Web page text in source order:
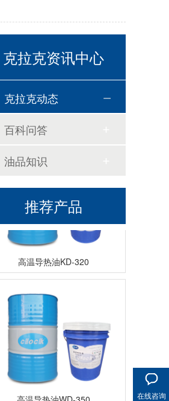
克拉克资讯中心
克拉克动态
百科问答
油品知识
推荐产品
高温导热油KD-320
高温导热油WD-350 在线咨询